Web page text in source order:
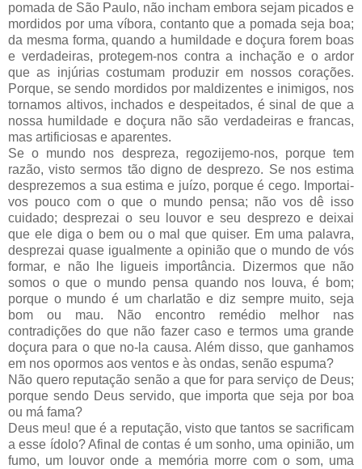
pomada de São Paulo, não incham embora sejam picados e
mordidos por uma víbora, contanto que a pomada seja boa;
da mesma forma, quando a humildade e doçura forem boas
e verdadeiras, protegem-nos contra a inchação e o ardor
que as injúrias costumam produzir em nossos corações.
Porque, se sendo mordidos por maldizentes e inimigos, nos
tornamos altivos, inchados e despeitados, é sinal de que a
nossa humildade e doçura não são verdadeiras e francas,
mas artificiosas e aparentes.
Se o mundo nos despreza, regozijemo-nos, porque tem
razão, visto sermos tão digno de desprezo. Se nos estima
desprezemos a sua estima e juízo, porque é cego. Importai-
vos pouco com o que o mundo pensa; não vos dê isso
cuidado; desprezai o seu louvor e seu desprezo e deixai
que ele diga o bem ou o mal que quiser. Em uma palavra,
desprezai quase igualmente a opinião que o mundo de vós
formar, e não lhe ligueis importância. Dizermos que não
somos o que o mundo pensa quando nos louva, é bom;
porque o mundo é um charlatão e diz sempre muito, seja
bom ou mau. Não encontro remédio melhor nas
contradições do que não fazer caso e termos uma grande
doçura para o que no-la causa. Além disso, que ganhamos
em nos opormos aos ventos e às ondas, senão espuma?
Não quero reputação senão a que for para serviço de Deus;
porque sendo Deus servido, que importa que seja por boa
ou má fama?
Deus meu! que é a reputação, visto que tantos se sacrificam
a esse ídolo? Afinal de contas é um sonho, uma opinião, um
fumo, um louvor onde a memória morre com o som, uma